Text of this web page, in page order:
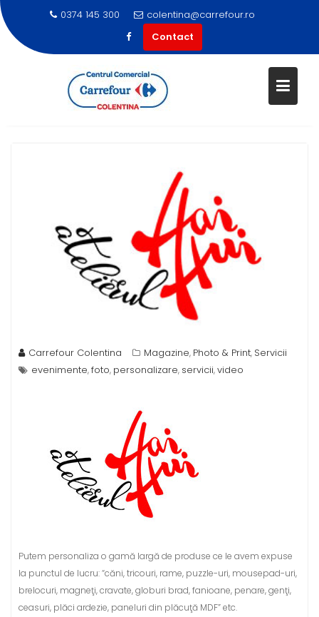
0374 145 300
colentina@carrefour.ro
Contact
Carrefour Colentina Magazine, Photo & Print, Servicii
evenimente,foto, personalizare, servicii,video
Putem personaliza o gamă largă de produse ce le avem expuse
la punctul de lucru: “căni, tricouri, rame, puzzle-uri, mousepad-uri,
brelocuri, magneţi, cravate, globuri brad, fanioane, penare, genţi,
ceasuri, plăci ardezie, paneluri din plăcuţă MDF” etc.